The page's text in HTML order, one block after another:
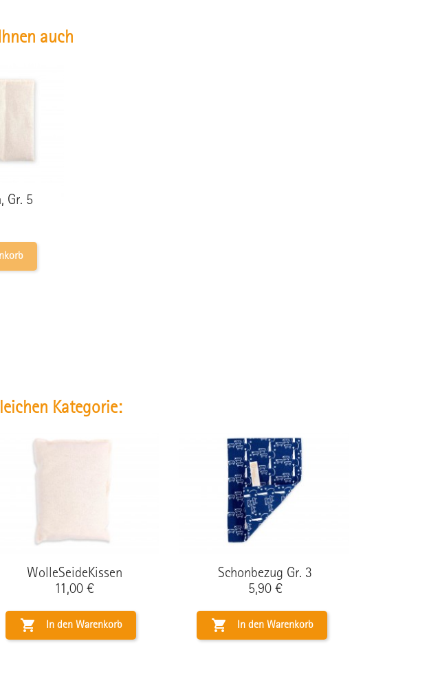
auch
Gr. 5
Kategorie:
WolleSeideKissen
Preis
11,00 €
 In den Warenkorb
Schonbezug Gr. 3
Preis
5,90 €
 In den Warenkorb